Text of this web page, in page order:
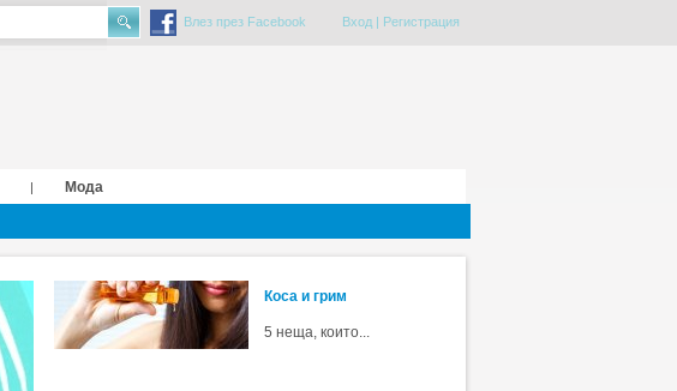
Влез през Facebook Вход| Регистрация
|
Мода
Коса и грим
5 неща, които...